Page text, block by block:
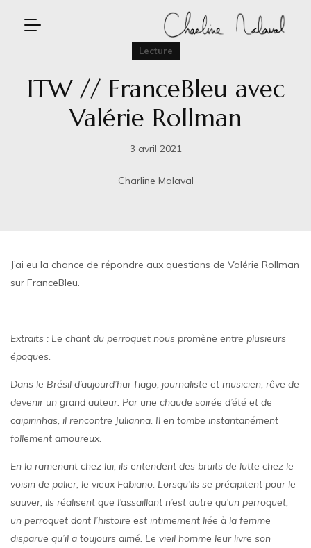
Lecture
ITW // FranceBleu avec
Valérie Rollman
3 avril 2021
Charline Malaval
J’ai eu la chance de répondre aux questions de Valérie Rollman
sur FranceBleu.
Extraits : Le chant du perroquet nous promène entre plusieurs
époques.
Dans le Brésil d’aujourd’hui Tiago, journaliste et musicien, rêve de
devenir un grand auteur. Par une chaude soirée d’été et de
caïpirinhas, il rencontre Julianna. Il en tombe instantanément
follement amoureux.
En la ramenant chez lui, ils entendent des bruits de lutte chez le
voisin de palier, le vieux Fabiano. Lorsqu’ils se précipitent pour le
sauver, ils réalisent que l’assaillant n’est autre qu’un perroquet,
un perroquet dont l’histoire est intimement liée à la femme
disparue qu’il a toujours aimé. Le vieil homme leur livre son